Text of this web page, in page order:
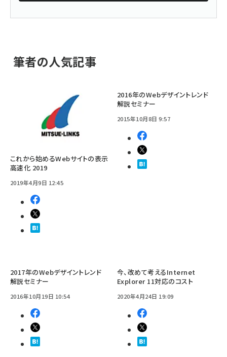
筆者の人気記事
これから始めるWebサイトの表示
高速化 2019
2019年4月9日 12:45
2016年のWebデザイントレンド
解説セミナー
2015年10月8日 9:57
2017年のWebデザイントレンド
解説セミナー
2016年10月19日 10:54
今、改めて考えるInternet
Explorer 11対応のコスト
2020年4月24日 19:09